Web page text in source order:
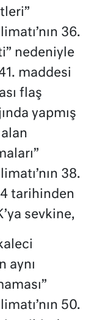
36.
nedeniyle
maddesi
flaş
yapmış
38.
tarihinden
sevkine,
aynı
50.